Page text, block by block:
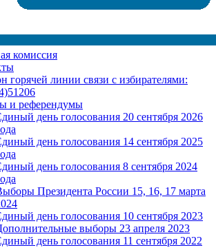
комиссия
горячей линии связи с избирателями:
и референдумы
день голосования 20 сентября 2026
день голосования 14 сентября 2025
день голосования 8 сентября 2024
Президента России 15, 16, 17 марта
день голосования 10 сентября 2023
выборы 23 апреля 2023
день голосования 11 сентября 2022